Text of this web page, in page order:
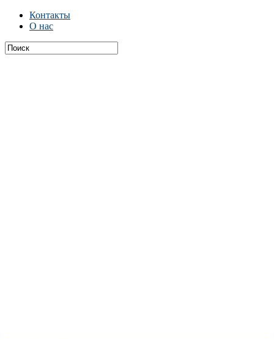
Контакты
О нас